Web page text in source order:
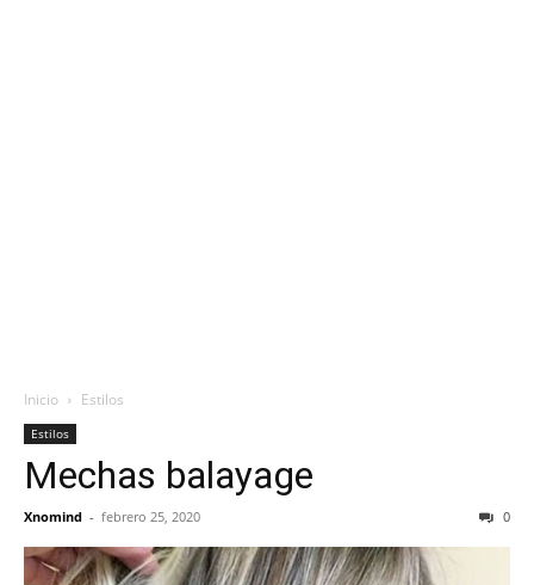
Inicio Estilos
Estilos
Mechas balayage
Xnomind - febrero 25, 2020 0